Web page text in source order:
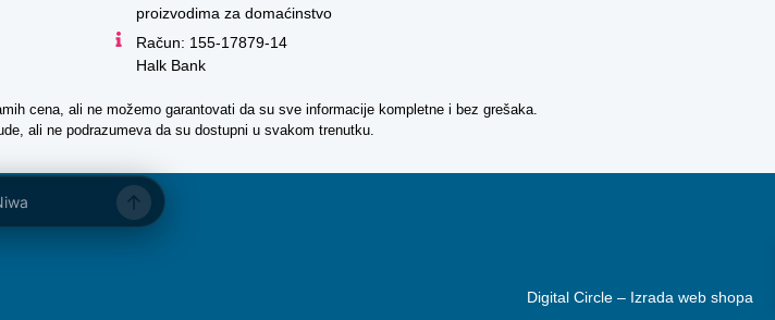
proizvodima za domaćinstvo
Račun: 155-17879-14
Halk Bank
cena, ali ne možemo garantovati da su sve informacije kompletne i bez grešaka.
ali ne podrazumeva da su dostupni u svakom trenutku.
Digital Circle – Izrada web shopa